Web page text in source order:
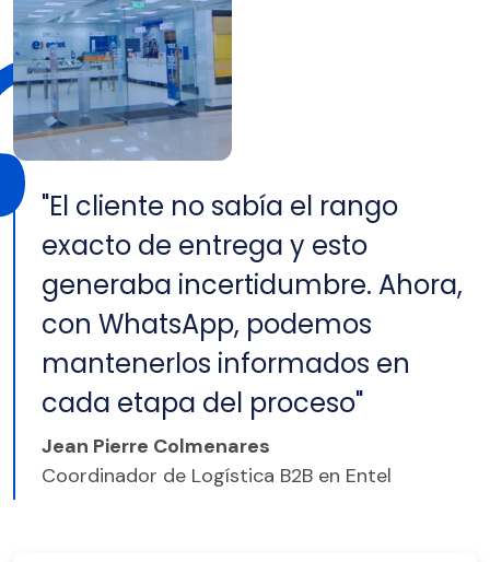
"El cliente no sabía el rango
exacto de entrega y esto
generaba incertidumbre. Ahora,
con WhatsApp, podemos
mantenerlos informados en
cada etapa del proceso"
Jean Pierre Colmenares
Coordinador de Logística B2B en Entel